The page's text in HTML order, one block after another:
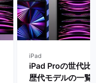
iPad
iPad Proの世代比
歴代モデルの一覧